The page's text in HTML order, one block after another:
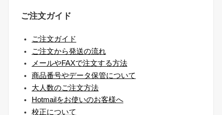
ご注文ガイド
ご注文ガイド
ご注文から発送の流れ
メールやFAXで注文する方法
商品番号やデータ保管について
大人数のご注文方法
Hotmailをお使いのお客様へ
校正について